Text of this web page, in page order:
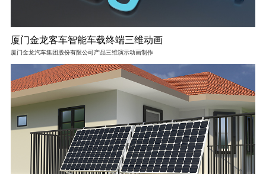
厦门金龙客车智能车载终端三维动画
厦门金龙汽车集团股份有限公司产品三维演示动画制作